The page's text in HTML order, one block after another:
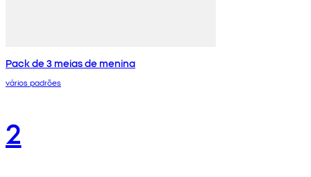
Pack de 3 meias de menina
vários padrões
2